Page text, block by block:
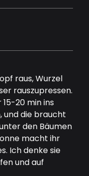
raus, Wurzel
rauszupressen.
20 min ins
und die braucht
den Bäumen
macht ihr
Ich denke sie
und auf